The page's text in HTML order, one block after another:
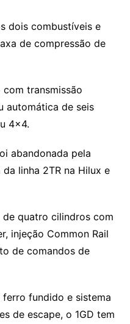
dois combustíveis e
de compressão de
transmissão
automática de seis
4×4.
abandonada pela
linha 2TR na Hilux e
de quatro cilindros com
injeção Common Rail
de comandos de
fundido e sistema
de escape, o 1GD tem